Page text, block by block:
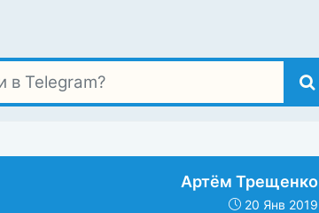
Артём Трещенко
20 Янв 2019